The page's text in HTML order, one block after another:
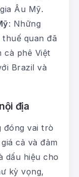
Âu Mỹ.
: Những
quan đã
cà phê Việt
Brazil và
địa
đóng vai trò
cả và đảm
dấu hiệu cho
kỳ vọng,